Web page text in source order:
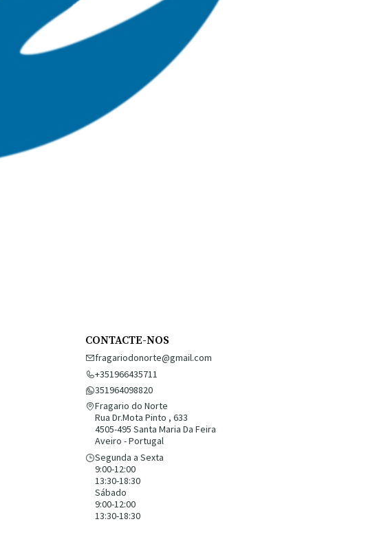
CONTACTE-NOS
fragariodonorte@gmail.com
+351966435711
351964098820
Fragario do Norte
Rua Dr.Mota Pinto , 633
4505-495 Santa Maria Da Feira
Aveiro - Portugal
Segunda a Sexta
9:00-12:00
13:30-18:30
Sábado
9:00-12:00
13:30-18:30